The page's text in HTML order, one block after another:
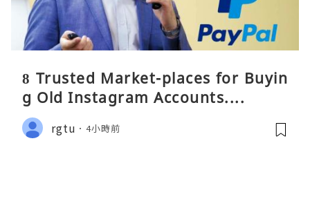
8 Trusted Market-places for Buyin
g Old Instagram Accounts....
rgtu 4小時前